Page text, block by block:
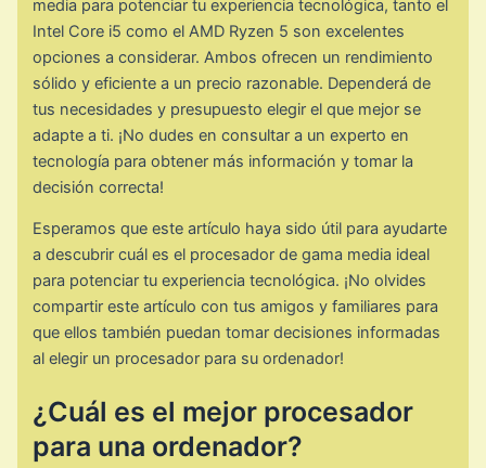
media para potenciar tu experiencia tecnológica, tanto el
Intel Core i5 como el AMD Ryzen 5 son excelentes
opciones a considerar. Ambos ofrecen un rendimiento
sólido y eficiente a un precio razonable. Dependerá de
tus necesidades y presupuesto elegir el que mejor se
adapte a ti. ¡No dudes en consultar a un experto en
tecnología para obtener más información y tomar la
decisión correcta!
Esperamos que este artículo haya sido útil para ayudarte
a descubrir cuál es el procesador de gama media ideal
para potenciar tu experiencia tecnológica. ¡No olvides
compartir este artículo con tus amigos y familiares para
que ellos también puedan tomar decisiones informadas
al elegir un procesador para su ordenador!
¿Cuál es el mejor procesador
para una ordenador?